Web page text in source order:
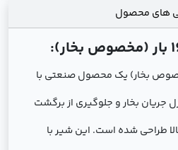
های محصول
50 - 16 بار (مخصوص بخار) یک محصول صنعتی با
جریان بخار و جلوگیری از برگشت
طراحی شده است. این شیر با